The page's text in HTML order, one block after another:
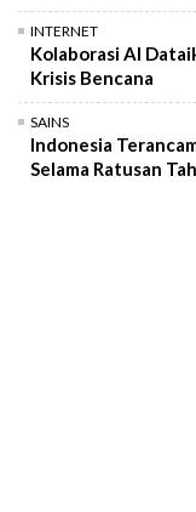
INTERNET
Kolaborasi AI
Krisis Bencana
SAINS
Indonesia
Selama Ratusan